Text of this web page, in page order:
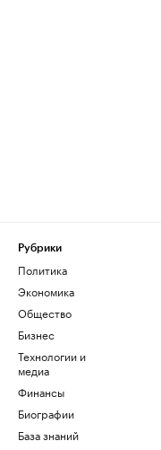
Рубрики
Политика
Экономика
Общество
Бизнес
Технологии и
медиа
Финансы
Биографии
База знаний